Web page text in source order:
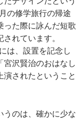
の修学旅行の帰途
った際に詠んだ短歌
れています。
は、設置を記念し
宮沢賢治のおはなし
演されたということ
のは、確かに少な